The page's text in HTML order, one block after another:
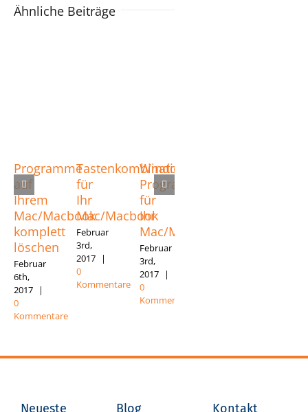
Ähnliche Beiträge
Programme
auf
Ihrem
Mac/Macbook
komplett
löschen
Februar
6th,
2017
|
0
Kommentare
Tastenkombinationen
für
Ihr
Mac/Macbook
Februar
3rd,
2017
|
0
Kommentare
Windows
Programme
für
Ihr
Mac/Macbook
Februar
3rd,
2017
|
0
Kommentare
Neueste
Blog Kontakt